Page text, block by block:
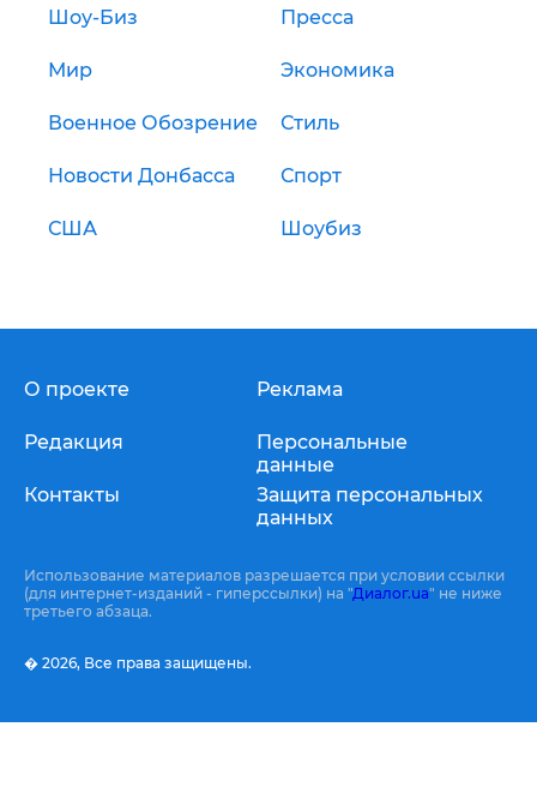
Шоу-Биз Пресса
Мир Экономика
Военное Обозрение Стиль
Новости Донбасса Спорт
США Шоубиз
О проекте
Редакция
Контакты
Реклама
Персональные
данные
Защита персональных
данных
Использование материалов разрешается при условии ссылки
(для интернет-изданий - гиперссылки) на "Диалог.ua" не ниже
третьего абзаца.
� 2026, Все права защищены.